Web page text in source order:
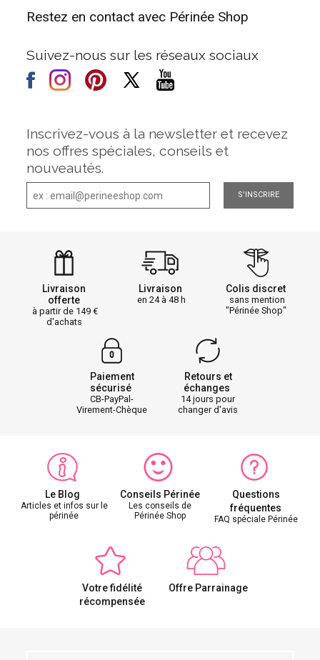
Restez en contact avec Périnée Shop
Suivez-nous sur les réseaux sociaux
Inscrivez-vous à la newsletter et recevez
nos offres spéciales, conseils et
nouveautés.
S'INSCRIRE
Livraison
offerte
à partir de 149
d'achats
Livraison
en 24 à 48 h
Colis discret
sans mention
"Périnée Shop"
Paiement
sécurisé
CB-PayPal-
Virement-Chèque
Retours et
échanges
14 jours pour
changer d'avis
Le Blog
Articles et infos sur le
périnée
Conseils Périnée
Les conseils de
Périnée Shop
Questions
fréquentes
FAQ spéciale Périnée
Votre fidélité
récompensée
Offre Parrainage